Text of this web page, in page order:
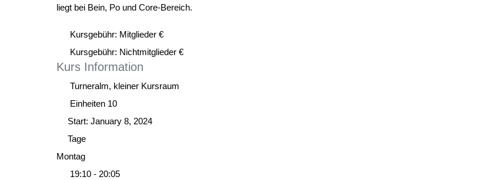
liegt bei Bein, Po und Core-Bereich.
Kursgebühr: Mitglieder €
Kursgebühr: Nichtmitglieder €
Kurs Information
Turneralm, kleiner Kursraum
Einheiten 10
Start: January 8, 2024
Tage
Montag
19:10 - 20:05